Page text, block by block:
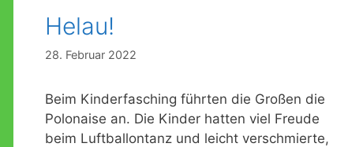
Helau!
28. Februar 2022
Beim Kinderfasching führten die Großen die
Polonaise an. Die Kinder hatten viel Freude
beim Luftballontanz und leicht verschmierte,